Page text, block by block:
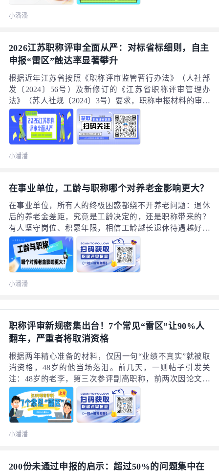
“破四唯、重实战”。本文基于江苏省官方发布的评审数据
与政策文件，深度剖析正高级工程师（正高工）的评审底
小潘潘
2026江苏职称评审全面从严：对标省标细则，自主
申报“雷区”触达率显著攀升
根据近年江苏省按照《职称评审监管暂行办法》（人社部
发〔2024〕56号）及新修订的《江苏省职称评审管理办
法》（苏人社规〔2024〕3号）要求，职称申报材料的审核
已全面从“形式审查”转向“实质核验”。从南京、苏州、无锡
等地各高、中级评委会2025—2026年度申报通知来看，申
报门槛与材料退回率均显著提高。（一）江苏现行职称评
审严审要点1. 继续教育学时实行强制核验依据《江苏省专
业技术人员继续教育条例》及相关文件，申报高、中、初
且学时须在“江苏人社网上办事服务大厅—继续教育”平台
可查。部分评委会明确要求上传《继续教育证书》或官方
学时合格证明，学时不达标或无法溯源的将直接退回。
小潘潘
在事业单位，工龄与职称哪个对养老金影响更大？
在事业单位，所有人的终极困惑都绕不开养老问题：退休
后的养老金差距，究竟是工龄决定的，还是职称带来的？
有人坚守岗位、积累年限，相信工龄越长退休待遇越好；
也有人埋头钻研、全力参评，一心要拿下中高级职称。随
着2026年养老金并轨过渡期全面结束，新规算法统一落
地，这个争论多年的问题，终于有了清晰明确的答案。直
接说核心结论：工龄决定养老金的底线，职称决定养老金
的上限；工龄是基础保障，职称拉开实质差距。 二者并非
小潘潘
职称评审新规密集出台！7个常见“雷区”让90%人
翻车，严重者将取消资格
根据两年精心准备的材料，仅因一句“业绩不真实”就被取
消资格，48岁的他当场落泪。前几天，一则帖子引发关
注：48岁的老李，第三次参评副高职称，前两次因论文和
业绩材料被退回，第三次终于看到希望，却在公示期遭同
事举报“虚报工作量”。人社厅核查属实后，直接取消其资
格，且三年内不得再次申报。辛苦奋斗三年，最终只剩下
一纸“取消资格”的通知，其余一无所获。后台有位粉丝看
完后十分气愤：“那些平时表面一套背后一套、自己从不认
小潘潘
200份未通过申报的启示：超过50%的问题集中在